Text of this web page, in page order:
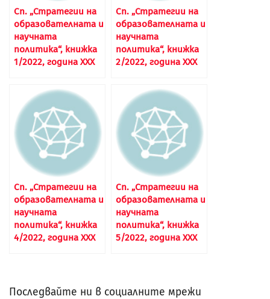
Сп. „Стратегии на
образователната и
научната
политика“, книжка
1/2022, година XXX
Сп. „Стратегии на
образователната и
научната
политика“, книжка
2/2022, година XXX
Сп. „Стратегии на
образователната и
научната
политика“, книжка
4/2022, година XXX
Сп. „Стратегии на
образователната и
научната
политика“, книжка
5/2022, година XXX
Последвайте ни в социалните мрежи